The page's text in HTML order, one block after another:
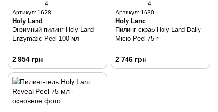
4
Артикул: 1628
Holy Land
Энзимный пилинг Holy Land
Enzymatic Peel 100 мл
2 954 грн
4
Артикул: 1630
Holy Land
Пилинг-скраб Holy Land Daily
Micro Peel 75 г
2 746 грн